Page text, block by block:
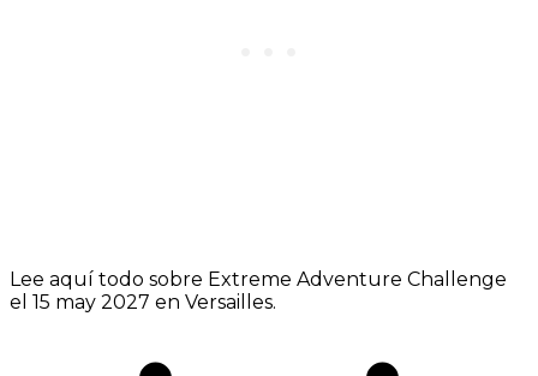
Lee aquí todo sobre Extreme Adventure Challenge
el 15 may 2027 en Versailles.